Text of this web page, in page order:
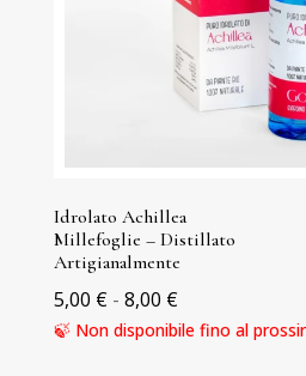
Idrolato Achillea
Millefoglie – Distillato
Artigianalmente
5,00 € - 8,00 €Fascia
di
🍃 Non disponibile fino al